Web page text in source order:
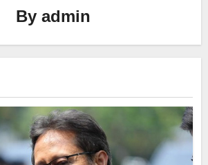
By admin